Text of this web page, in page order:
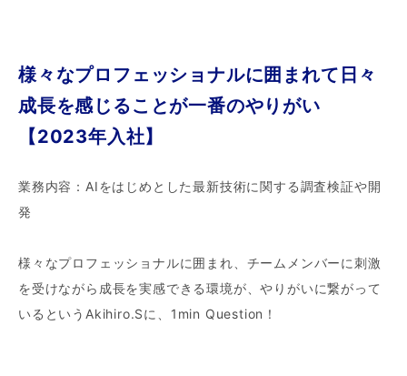
様々なプロフェッショナルに囲まれて日々
成長を感じることが一番のやりがい
【2023年入社】
業務内容：AIをはじめとした最新技術に関する調査検証や開
発
様々なプロフェッショナルに囲まれ、チームメンバーに刺激
を受けながら成長を実感できる環境が、やりがいに繋がって
いるというAkihiro.Sに、1min Question！